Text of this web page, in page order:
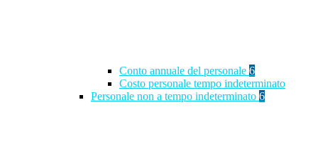
Conto annuale del personale 6
Costo personale tempo indeterminato
Personale non a tempo indeterminato 6